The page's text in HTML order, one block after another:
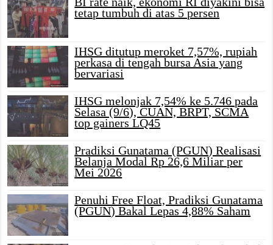
tetap tumbuh di atas 5 persen
IHSG ditutup meroket 7,57%, rupiah
perkasa di tengah bursa Asia yang
bervariasi
IHSG melonjak 7,54% ke 5.746 pada
Selasa (9/6), CUAN, BRPT, SCMA
top gainers LQ45
Pradiksi Gunatama (PGUN) Realisasi
Belanja Modal Rp 26,6 Miliar per
Mei 2026
Penuhi Free Float, Pradiksi Gunatama
(PGUN) Bakal Lepas 4,88% Saham